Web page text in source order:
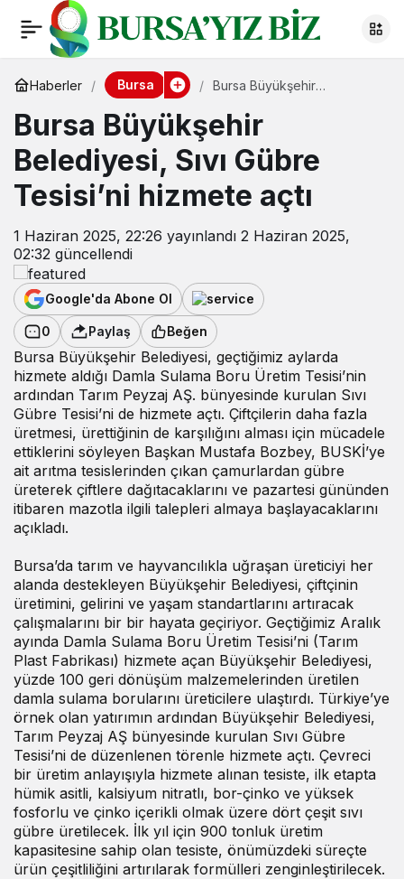
Haberler Bursa
Bursa Büyükşehir
Tesisi’ni hizmete açtı
Bursa Büyükşehir
Belediyesi, Sıvı Gübre
Tesisi’ni hizmete açtı
1 Haziran 2025, 22:26 yayınlandı 2 Haziran 2025,
02:32 güncellendi
Google'da Abone Ol
0 Paylaş Beğen
Bursa Büyükşehir Belediyesi, geçtiğimiz aylarda
hizmete aldığı Damla Sulama Boru Üretim Tesisi’nin
ardından Tarım Peyzaj AŞ. bünyesinde kurulan Sıvı
Gübre Tesisi’ni de hizmete açtı. Çiftçilerin daha fazla
üretmesi, ürettiğinin de karşılığını alması için mücadele
ettiklerini söyleyen Başkan Mustafa Bozbey, BUSKİ’ye
ait arıtma tesislerinden çıkan çamurlardan gübre
üreterek çiftlere dağıtacaklarını ve pazartesi gününden
itibaren mazotla ilgili talepleri almaya başlayacaklarını
açıkladı.
Bursa’da tarım ve hayvancılıkla uğraşan üreticiyi her
alanda destekleyen Büyükşehir Belediyesi, çiftçinin
üretimini, gelirini ve yaşam standartlarını artıracak
çalışmalarını bir bir hayata geçiriyor. Geçtiğimiz Aralık
ayında Damla Sulama Boru Üretim Tesisi’ni (Tarım
Plast Fabrikası) hizmete açan Büyükşehir Belediyesi,
yüzde 100 geri dönüşüm malzemelerinden üretilen
damla sulama borularını üreticilere ulaştırdı. Türkiye’ye
örnek olan yatırımın ardından Büyükşehir Belediyesi,
Tarım Peyzaj AŞ bünyesinde kurulan Sıvı Gübre
Tesisi’ni de düzenlenen törenle hizmete açtı. Çevreci
bir üretim anlayışıyla hizmete alınan tesiste, ilk etapta
hümik asitli, kalsiyum nitratlı, bor-çinko ve yüksek
fosforlu ve çinko içerikli olmak üzere dört çeşit sıvı
gübre üretilecek. İlk yıl için 900 tonluk üretim
kapasitesine sahip olan tesiste, önümüzdeki süreçte
ürün çeşitliliğini artırılarak formülleri zenginleştirilecek.